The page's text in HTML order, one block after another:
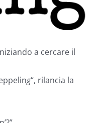
a cercare il
g“, rilancia la